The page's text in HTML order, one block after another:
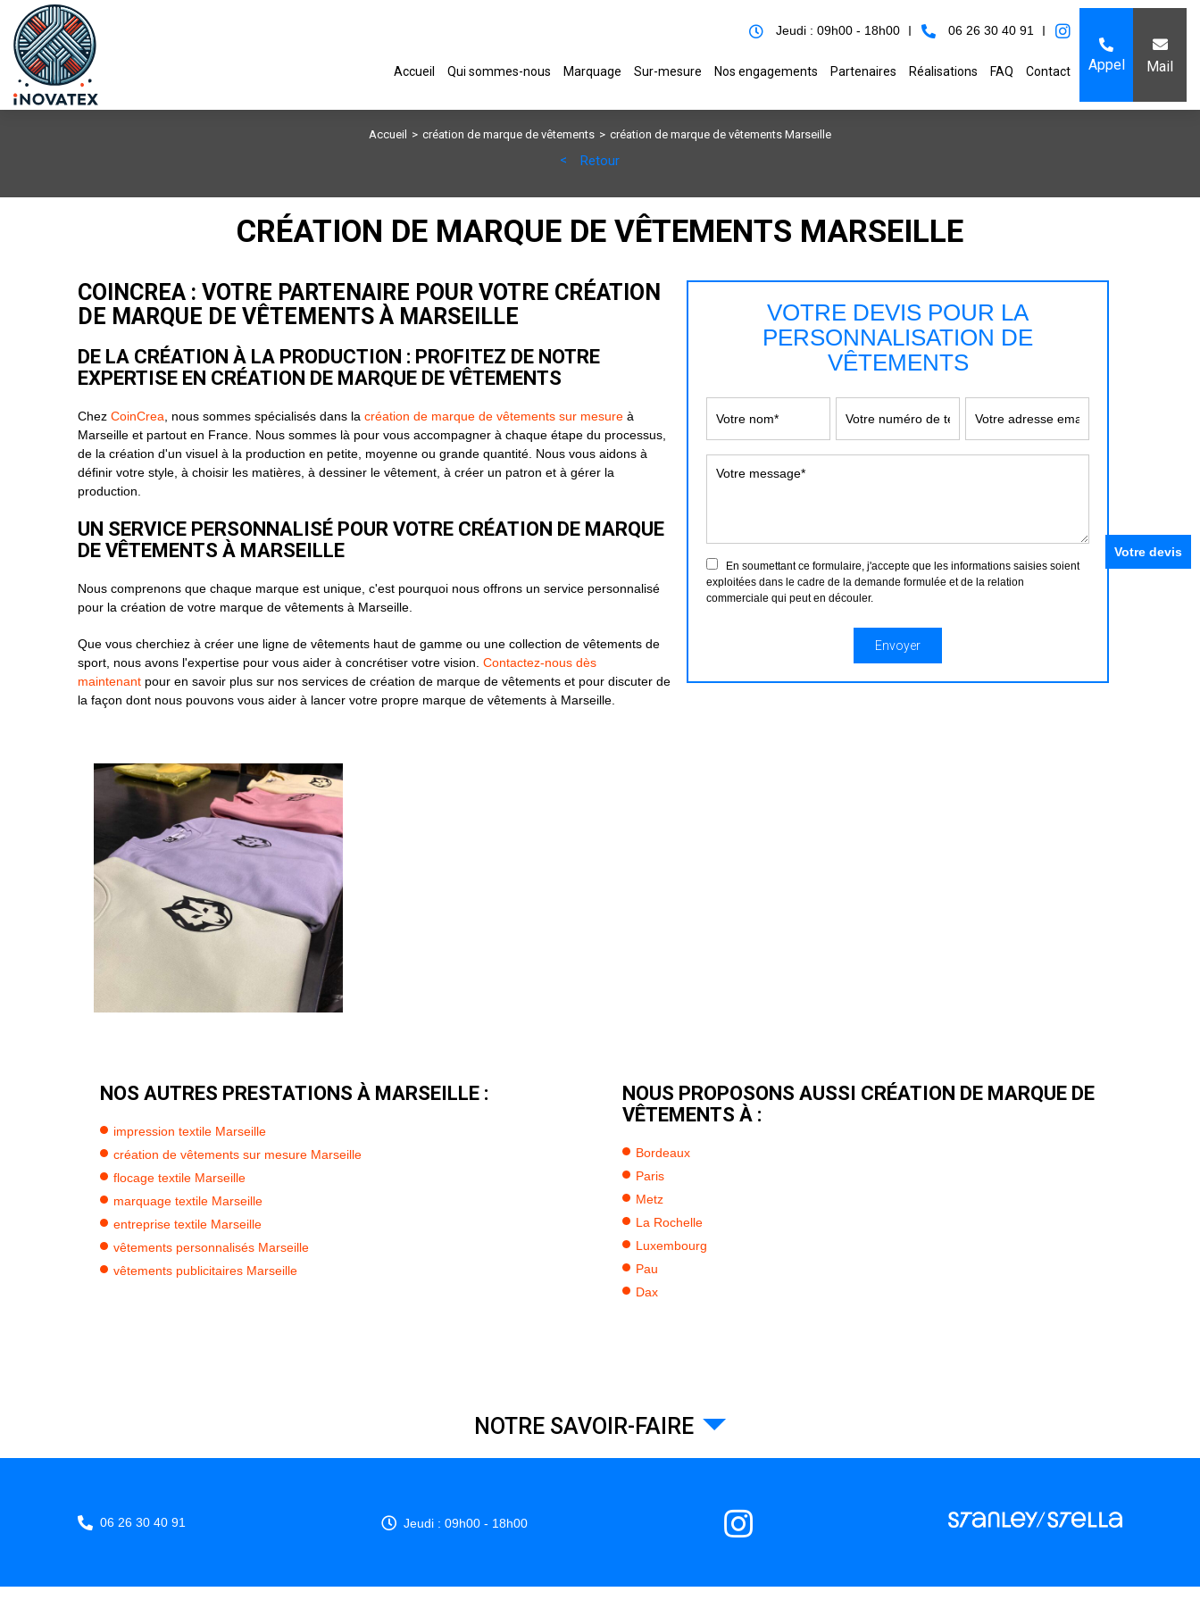
Jeudi : 09h00 - 18h00 06 26 30 40 91
Accueil Qui sommes-nous Marquage Sur-mesure Nos engagements Partenaires Réalisations FAQ Contact Appel Mail
Accueil création de marque de vêtements création de marque de vêtements Marseille
Retour
CRÉATION DE MARQUE DE VÊTEMENTS MARSEILLE
COINCREA : VOTRE PARTENAIRE POUR VOTRE CRÉATION
DE MARQUE DE VÊTEMENTS À MARSEILLE
DE LA CRÉATION À LA PRODUCTION : PROFITEZ DE NOTRE
EXPERTISE EN CRÉATION DE MARQUE DE VÊTEMENTS
Chez CoinCrea , nous sommes spécialisés dans la création de marque de vêtements sur mesure à
Marseille et partout en France. Nous sommes là pour vous accompagner à chaque étape du processus,
de la création d'un visuel à la production en petite, moyenne ou grande quantité. Nous vous aidons à
définir votre style, à choisir les matières, à dessiner le vêtement, à créer un patron et à gérer la
production.
UN SERVICE PERSONNALISÉ POUR VOTRE CRÉATION DE MARQUE
DE VÊTEMENTS À MARSEILLE
Nous comprenons que chaque marque est unique, c'est pourquoi nous offrons un service personnalisé
pour la création de votre marque de vêtements à Marseille.
Que vous cherchiez à créer une ligne de vêtements haut de gamme ou une collection de vêtements de
sport, nous avons l'expertise pour vous aider à concrétiser votre vision. Contactez-nous dès
maintenant pour en savoir plus sur nos services de création de marque de vêtements et pour discuter de
la façon dont nous pouvons vous aider à lancer votre propre marque de vêtements à Marseille.
VOTRE DEVIS POUR LA
PERSONNALISATION DE
VÊTEMENTS
En soumettant ce formulaire, j'accepte que les informations saisies soient
exploitées dans le cadre de la demande formulée et de la relation
commerciale qui peut en découler.
NOS AUTRES PRESTATIONS À MARSEILLE :
impression textile Marseille
création de vêtements sur mesure Marseille
flocage textile Marseille
marquage textile Marseille
entreprise textile Marseille
vêtements personnalisés Marseille
vêtements publicitaires Marseille
NOUS PROPOSONS AUSSI CRÉATION DE MARQUE DE
VÊTEMENTS À :
Bordeaux
Paris
Metz
La Rochelle
Luxembourg
Pau
Dax
Votre devis
NOTRE SAVOIR-FAIRE
06 26 30 40 91 Jeudi : 09h00 - 18h00